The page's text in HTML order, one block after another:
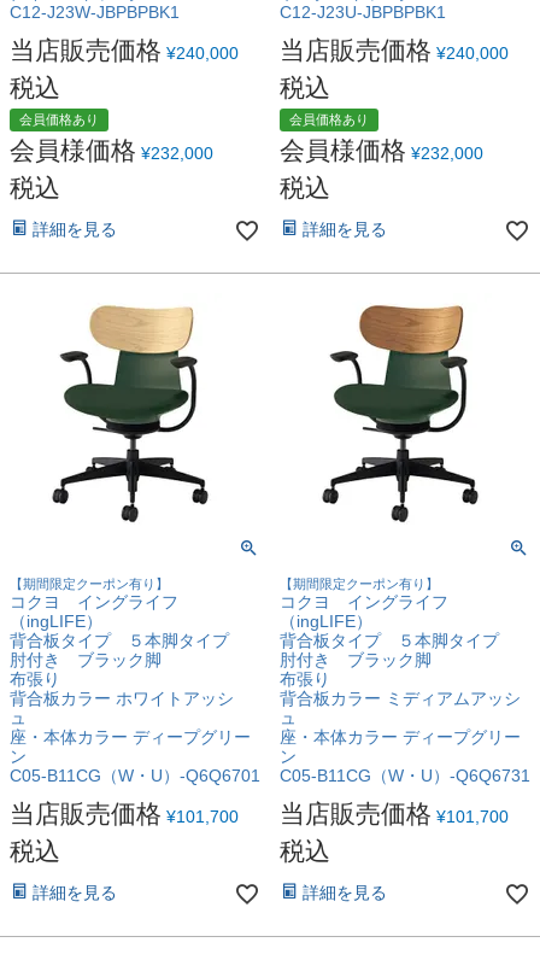
C12-J23W-JBPBPBK1
当店販売価格 ¥240,000
税込
会員価格あり
会員様価格 ¥232,000
税込
詳細を見る
C12-J23U-JBPBPBK1
当店販売価格 ¥240,000
税込
会員価格あり
会員様価格 ¥232,000
税込
詳細を見る
【期間限定クーポン有り】
コクヨ イングライフ
（ingLIFE）
背合板タイプ ５本脚タイプ
肘付き ブラック脚
布張り
背合板カラー ホワイトアッシ
ュ
座・本体カラー ディープグリー
ン
C05-B11CG（W・U）-Q6Q6701
当店販売価格 ¥101,700
税込
詳細を見る
【期間限定クーポン有り】
コクヨ イングライフ
（ingLIFE）
背合板タイプ ５本脚タイプ
肘付き ブラック脚
布張り
背合板カラー ミディアムアッシ
ュ
座・本体カラー ディープグリー
ン
C05-B11CG（W・U）-Q6Q6731
当店販売価格 ¥101,700
税込
詳細を見る